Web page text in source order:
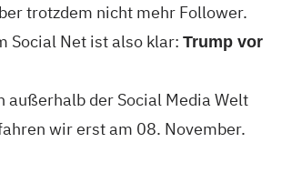
trotzdem nicht mehr Follower.
Social Net ist also klar: Trump vor
außerhalb der Social Media Welt
wir erst am 08. November.